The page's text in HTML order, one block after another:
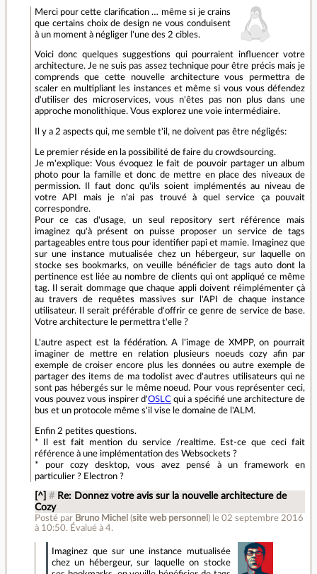
Merci pour cette clarification … même si je crains
que certains choix de design ne vous conduisent
à un moment à négliger l'une des 2 cibles.
Voici donc quelques suggestions qui pourraient influencer votre
architecture. Je ne suis pas assez technique pour être précis mais je
comprends que cette nouvelle architecture vous permettra de
scaler en multipliant les instances et même si vous vous défendez
d'utiliser des microservices, vous n'êtes pas non plus dans une
approche monolithique. Vous explorez une voie intermédiaire.
Il y a 2 aspects qui, me semble t'il, ne doivent pas être négligés:
Le premier réside en la possibilité de faire du crowdsourcing.
Je m'explique: Vous évoquez le fait de pouvoir partager un album
photo pour la famille et donc de mettre en place des niveaux de
permission. Il faut donc qu'ils soient implémentés au niveau de
votre API mais je n'ai pas trouvé à quel service ça pouvait
correspondre.
Pour ce cas d'usage, un seul repository sert référence mais
imaginez qu'à présent on puisse proposer un service de tags
partageables entre tous pour identifier papi et mamie. Imaginez que
sur une instance mutualisée chez un hébergeur, sur laquelle on
stocke ses bookmarks, on veuille bénéficier de tags auto dont la
pertinence est liée au nombre de clients qui ont appliqué ce même
tag. Il serait dommage que chaque appli doivent réimplémenter çà
au travers de requêtes massives sur l'API de chaque instance
utilisateur. Il serait préférable d'offrir ce genre de service de base.
Votre architecture le permettra t'elle ?
L'autre aspect est la fédération. A l'image de XMPP, on pourrait
imaginer de mettre en relation plusieurs noeuds cozy afin par
exemple de croiser encore plus les données ou autre exemple de
partager des items de ma todolist avec d'autres utilisateurs qui ne
sont pas hébergés sur le même noeud. Pour vous représenter ceci,
vous pouvez vous inspirer d'OSLC qui a spécifié une architecture de
bus et un protocole même s'il vise le domaine de l'ALM.
Enfin 2 petites questions.
* Il est fait mention du service /realtime. Est-ce que ceci fait
référence à une implémentation des Websockets ?
* pour cozy desktop, vous avez pensé à un framework en
particulier ? Electron ?
[^] # Re: Donnez votre avis sur la nouvelle architecture de
Cozy
Posté par Bruno Michel (site web personnel ) le 02 septembre 2016
à 10:50. Évalué à 4.
Imaginez que sur une instance mutualisée
chez un hébergeur, sur laquelle on stocke